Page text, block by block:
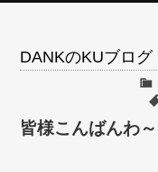
DANKのKUブログ
皆様こんばんわ